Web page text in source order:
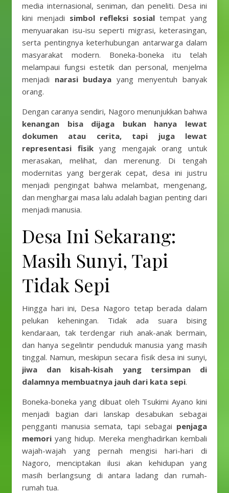
media internasional, seniman, dan peneliti. Desa ini
kini menjadi simbol refleksi sosial tempat yang
menyuarakan isu-isu seperti migrasi, keterasingan,
serta pentingnya keterhubungan antarwarga dalam
masyarakat modern. Boneka-boneka itu telah
melampaui fungsi estetik dan personal, menjelma
menjadi narasi budaya yang menyentuh banyak
orang.
Dengan caranya sendiri, Nagoro menunjukkan bahwa
kenangan bisa dijaga bukan hanya lewat
dokumen atau cerita, tapi juga lewat
representasi fisikyang mengajak orang untuk
merasakan, melihat, dan merenung. Di tengah
modernitas yang bergerak cepat, desa ini justru
menjadi pengingat bahwa melambat, mengenang,
dan menghargai masa lalu adalah bagian penting dari
menjadi manusia.
Desa Ini Sekarang:
Masih Sunyi, Tapi
Tidak Sepi
Hingga hari ini, Desa Nagoro tetap berada dalam
pelukan keheningan. Tidak ada suara bising
kendaraan, tak terdengar riuh anak-anak bermain,
dan hanya segelintir penduduk manusia yang masih
tinggal. Namun, meskipun secara fisik desa ini sunyi,
jiwa dan kisah-kisah yang tersimpan di
dalamnya membuatnya jauh dari kata sepi.
Boneka-boneka yang dibuat oleh Tsukimi Ayano kini
menjadi bagian dari lanskap desabukan sebagai
pengganti manusia semata, tapi sebagai penjaga
memori yang hidup. Mereka menghadirkan kembali
wajah-wajah yang pernah mengisi hari-hari di
Nagoro, menciptakan ilusi akan kehidupan yang
masih berlangsung di antara ladang dan rumah-
rumah tua.